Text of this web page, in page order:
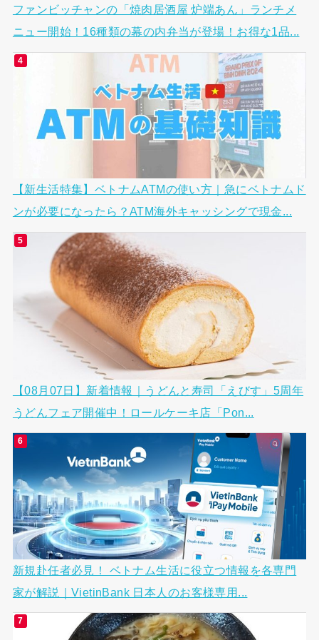
ファンビッチャンの「焼肉居酒屋 炉端あん」ランチメ
ニュー開始！16種類の幕の内弁当が登場！お得な1品...
【新生活特集】ベトナムATMの使い方｜急にベトナムド
ンが必要になったら？ATM海外キャッシングで現金...
【08月07日】新着情報｜うどんと寿司「えびす」5周年
うどんフェア開催中！ロールケーキ店「Pon...
新規赴任者必見！ ベトナム生活に役立つ情報を各専門
家が解説｜VietinBank 日本人のお客様専用...